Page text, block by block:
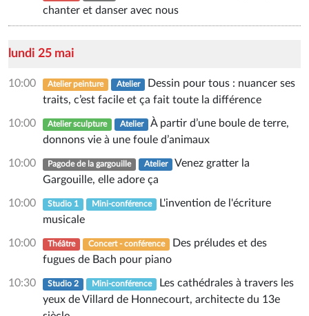
chanter et danser avec nous
lundi 25 mai
10:00 Atelier peinture Atelier Dessin pour tous : nuancer ses
traits, c’est facile et ça fait toute la différence
10:00 Atelier sculpture Atelier À partir d’une boule de terre,
donnons vie à une foule d’animaux
10:00 Pagode de la gargouille Atelier Venez gratter la
Gargouille, elle adore ça
10:00 Studio 1 Mini-conférence L'invention de l'écriture
musicale
10:00 Théâtre Concert - conférence Des préludes et des
fugues de Bach pour piano
10:30 Studio 2 Mini-conférence Les cathédrales à travers les
yeux de Villard de Honnecourt, architecte du 13e